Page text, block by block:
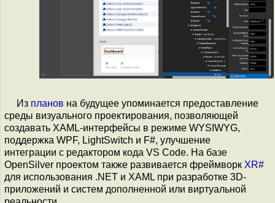
Из планов на будущее упоминается предоставление
среды визуального проектирования, позволяющей
создавать XAML-интерфейсы в режиме WYSIWYG,
поддержка WPF, LightSwitch и F#, улучшение
интеграции с редактором кода VS Code. На базе
OpenSilver проектом также развивается фреймворк XR#
для использования .NET и XAML при разработке 3D-
приложений и систем дополненной или виртуальной